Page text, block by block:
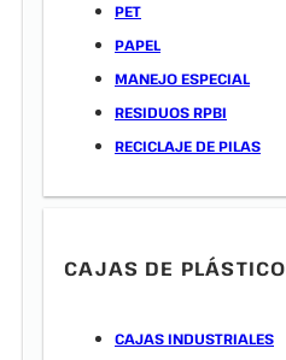
PET
PAPEL
MANEJO ESPECIAL
RESIDUOS RPBI
RECICLAJE DE PILAS
CAJAS DE PLÁSTICO
CAJAS INDUSTRIALES